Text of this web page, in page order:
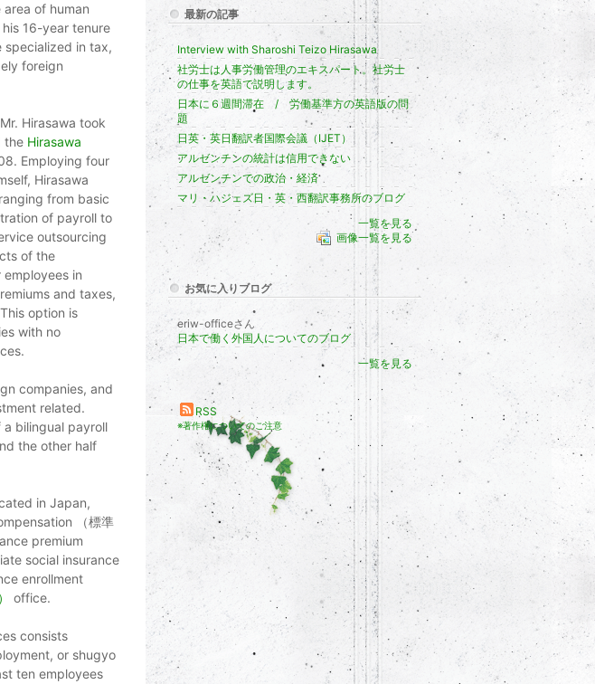
of human
16-year tenure
specialized in tax,
foreign
Hirasawa took
the Hirasawa
Employing four
Hirasawa
from basic
of payroll to
outsourcing
of the
employees in
and taxes,
option is
with no
companies, and
related.
a bilingual payroll
the other half
in Japan,
（標準
premium
social insurance
enrollment
office.
consists
or shugyo
ten employees
最新の記事
Interview with Sharoshi Teizo Hirasawa
社労士は人事労働管理のエキスパート。社労士
の仕事を英語で説明します。
日本に６週間滞在 / 労働基準方の英語版の問
題
日英・英日翻訳者国際会議（IJET）
アルゼンチンの統計は信用できない
アルゼンチンでの政治・経済
マリ・ハジェズ日・英・西翻訳事務所のブログ
一覧を見る
画像一覧を見る
お気に入りブログ
eriw-officeさん
日本で働く外国人についてのブログ
一覧を見る
RSS
※著作権についてのご注意